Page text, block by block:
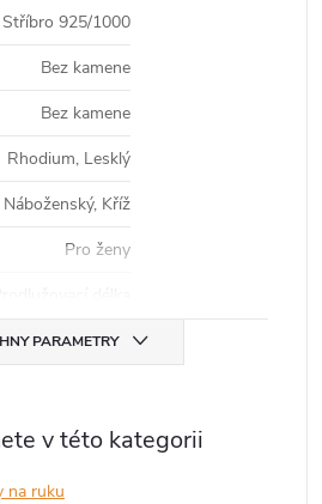
Stříbro 925/1000
Bez kamene
Bez kamene
Rhodium, Lesklý
Náboženský, Kříž
Pro ženy
PARAMETRY
v této kategorii
na ruku